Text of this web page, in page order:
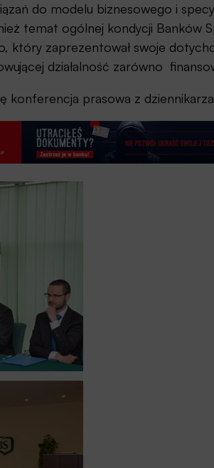
do modelu biznesowego i
temat ogólnej kondycji Banków
który zaprezentował swoje
działalność zarówno
konferencja prasowa z